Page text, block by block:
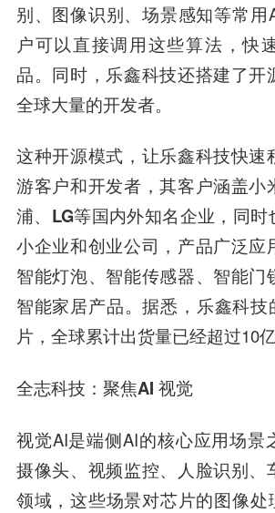
别、图像识别、场景感知等常用
户可以直接调用这些算法，快
品。同时， 乐鑫科技还搭建了开
全球大量的开发者。
这种开源模式，让乐鑫科技快速
游客户和开发者，其客户涵盖小
浦、LG等国内外知名企业，同时
小企业和创业公司，产品广泛应
智能灯泡、智能传感器、智能门
智能家居产品。据悉， 乐鑫科技
片，全球累计出货量已经超过10亿
全志科技 ：聚焦AI 视觉
视觉AI是端侧AI的核心应用场景
摄像头、视频监控、人脸识别、
领域，这些场景对芯片的图像处